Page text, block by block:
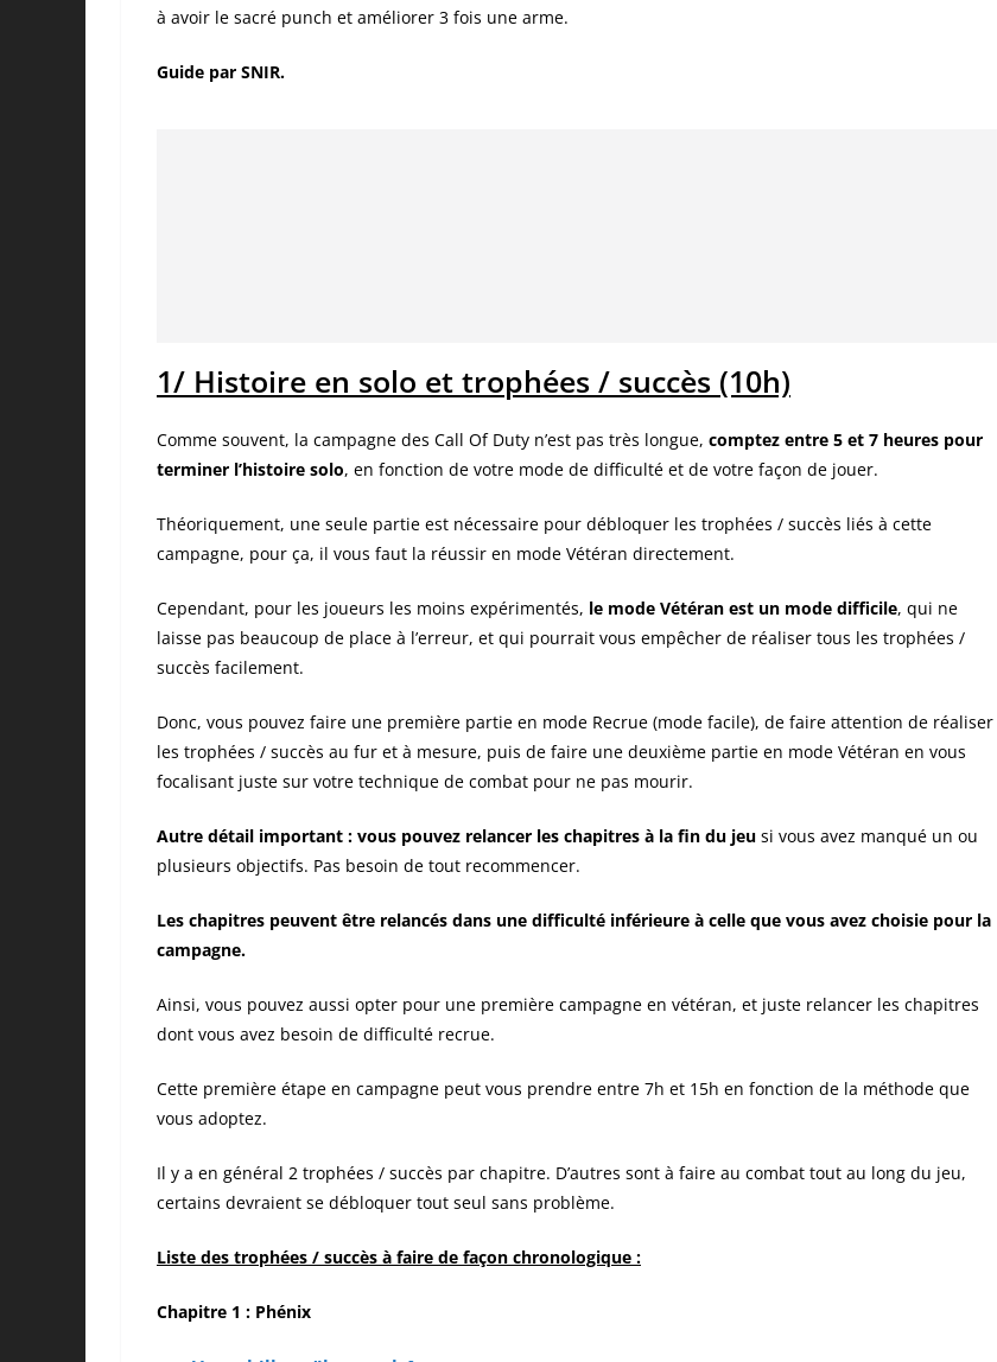
à avoir le sacré punch et améliorer 3 fois une arme.
Guide par SNIR.
1/ Histoire en solo et trophées / succès (10h)
Comme souvent, la campagne des Call Of Duty n’est pas très longue, comptez entre 5 et 7 heures pour
terminer l’histoire solo, en fonction de votre mode de difficulté et de votre façon de jouer.
Théoriquement, une seule partie est nécessaire pour débloquer les trophées / succès liés à cette
campagne, pour ça, il vous faut la réussir en mode Vétéran directement.
Cependant, pour les joueurs les moins expérimentés, le mode Vétéran est un mode difficile, qui ne
laisse pas beaucoup de place à l’erreur, et qui pourrait vous empêcher de réaliser tous les trophées /
succès facilement.
Donc, vous pouvez faire une première partie en mode Recrue (mode facile), de faire attention de réaliser
les trophées / succès au fur et à mesure, puis de faire une deuxième partie en mode Vétéran en vous
focalisant juste sur votre technique de combat pour ne pas mourir.
Autre détail important : vous pouvez relancer les chapitres à la fin du jeu si vous avez manqué un ou
plusieurs objectifs. Pas besoin de tout recommencer.
Les chapitres peuvent être relancés dans une difficulté inférieure à celle que vous avez choisie pour la
campagne.
Ainsi, vous pouvez aussi opter pour une première campagne en vétéran, et juste relancer les chapitres
dont vous avez besoin de difficulté recrue.
Cette première étape en campagne peut vous prendre entre 7h et 15h en fonction de la méthode que
vous adoptez.
Il y a en général 2 trophées / succès par chapitre. D’autres sont à faire au combat tout au long du jeu,
certains devraient se débloquer tout seul sans problème.
Liste des trophées / succès à faire de façon chronologique :
Chapitre 1 : Phénix